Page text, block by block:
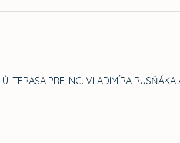
TERASA PRE ING. VLADIMÍRA